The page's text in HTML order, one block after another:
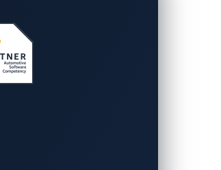
、オープンソースベー
をより効率的に採用